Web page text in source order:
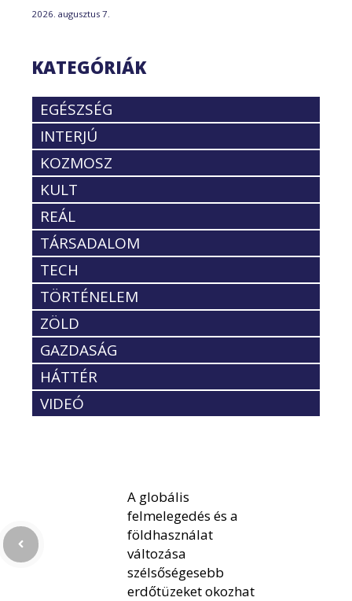
2026. augusztus 7.
KATEGÓRIÁK
EGÉSZSÉG
INTERJÚ
KOZMOSZ
KULT
REÁL
TÁRSADALOM
TECH
TÖRTÉNELEM
ZÖLD
GAZDASÁG
HÁTTÉR
VIDEÓ
A globális
felmelegedés és a
földhasználat
változása
szélsőségesebb
erdőtüzeket okozhat